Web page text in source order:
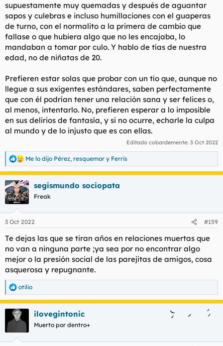
supuestamente muy quemadas y después de aguantar
sapos y culebras e incluso humillaciones con el guaperas
de turno, con el normalito a la primera de cambio que
fallase o que hubiera algo que no les encajaba, lo
mandaban a tomar por culo. Y hablo de tías de nuestra
edad, no de niñatas de 20.
Prefieren estar solas que probar con un tío que, aunque no
llegue a sus exigentes estándares, saben perfectamente
que con él podrían tener una relación sana y ser felices o,
al menos, intentarlo. No, prefieren esperar a lo imposible
en sus delirios de fantasía, y si no ocurre, echarle la culpa
al mundo y de lo injusto que es con ellas.
Editado cobardemente: 3 Oct 2022
R
e
a
c
c
i
e
:
Me lo dijo Pérez, resquemor y Ferris
segismundo sociopata
Freak
3 Oct 2022 #159
Te dejas las que se tiran años en relaciones muertas que
no van a ninguna parte ;ya sea por no encontrar algo
mejor o la presión social de las parejitas de amigos, cosa
asquerosa y repugnante.
R
e
a
c
otilio
ilovegintonic
Muerto por dentro+